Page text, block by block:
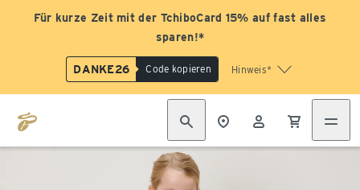
Für kurze Zeit mit der TchiboCard 15% auf fast alles
sparen!*
DANKE26 Code kopieren Hinweis*